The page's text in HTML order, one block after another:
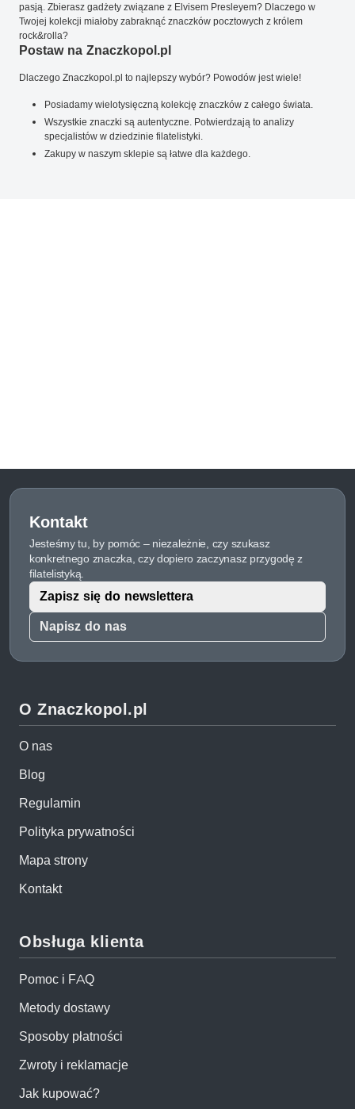
pasją. Zbierasz gadżety związane z Elvisem Presleyem? Dlaczego w
Twojej kolekcji miałoby zabraknąć znaczków pocztowych z królem
rock&rolla?
Postaw na Znaczkopol.pl
Dlaczego Znaczkopol.pl to najlepszy wybór? Powodów jest wiele!
Posiadamy wielotysięczną kolekcję znaczków z całego świata.
Wszystkie znaczki są autentyczne. Potwierdzają to analizy
specjalistów w dziedzinie filatelistyki.
Zakupy w naszym sklepie są łatwe dla każdego.
Kontakt
Jesteśmy tu, by pomóc – niezależnie, czy szukasz
konkretnego znaczka, czy dopiero zaczynasz przygodę z
filatelistyką.
Napisz do nas
Zapisz się do newslettera
O Znaczkopol.pl
O nas
Blog
Regulamin
Polityka prywatności
Mapa strony
Kontakt
Obsługa klienta
Pomoc i FAQ
Metody dostawy
Sposoby płatności
Zwroty i reklamacje
Jak kupować?